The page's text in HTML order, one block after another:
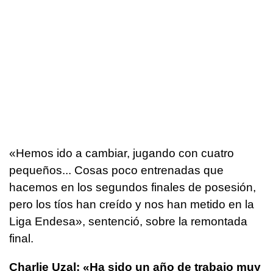
«Hemos ido a cambiar, jugando con cuatro
pequeños... Cosas poco entrenadas que
hacemos en los segundos finales de posesión,
pero los tíos han creído y nos han metido en la
Liga Endesa», sentenció, sobre la remontada
final.
Charlie Uzal: «Ha sido un año de trabajo muy